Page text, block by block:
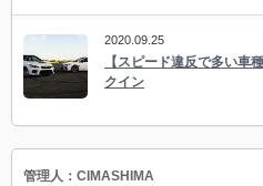
2020.09.25
【スピード違反で多い車
クイン
管理人：CIMASHIMA